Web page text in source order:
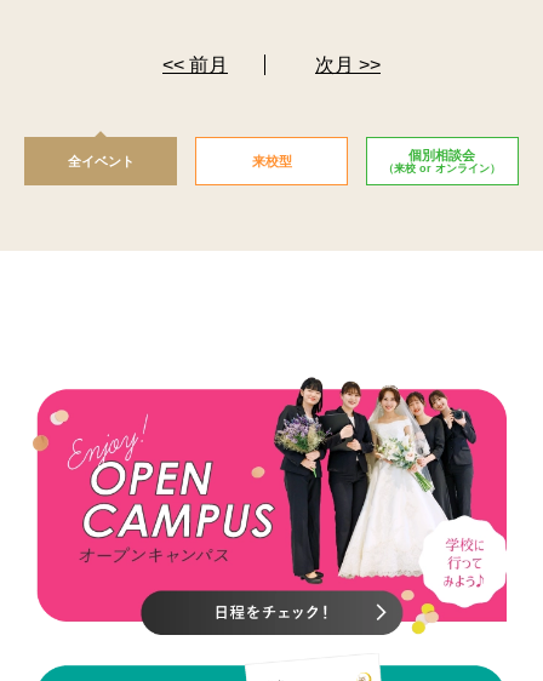
<< 前月 次月 >>
全イベント 来校型 個別相談会
（来校 or オンライン）